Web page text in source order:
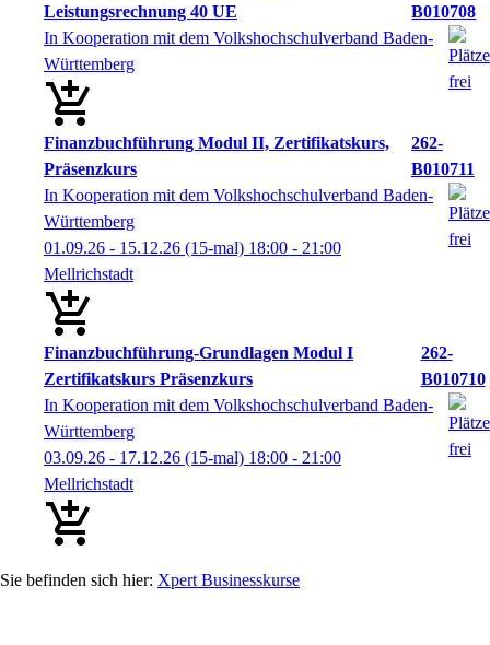
Leistungsrechnung 40 UE
B010708
In Kooperation mit dem Volkshochschulverband Baden-
Württemberg
Finanzbuchführung Modul II, Zertifikatskurs,
Präsenzkurs
262-
B010711
In Kooperation mit dem Volkshochschulverband Baden-
Württemberg
01.09.26 - 15.12.26 (15-mal) 18:00 - 21:00
Mellrichstadt
Finanzbuchführung-Grundlagen Modul I
Zertifikatskurs Präsenzkurs
262-
B010710
In Kooperation mit dem Volkshochschulverband Baden-
Württemberg
03.09.26 - 17.12.26 (15-mal) 18:00 - 21:00
Mellrichstadt
Xpert Businesskurse